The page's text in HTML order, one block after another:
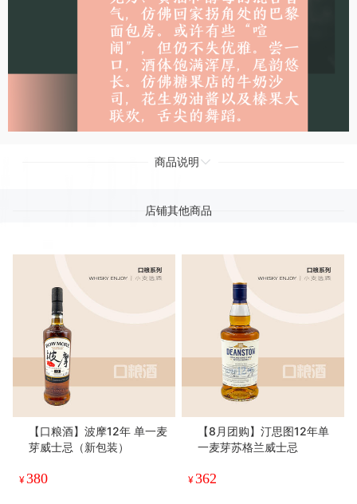
商品说明
店铺其他商品
【口粮酒】波摩12年 单一麦
芽威士忌（新包装）
¥380
【8月团购】汀思图12年单
一麦芽苏格兰威士忌
¥362